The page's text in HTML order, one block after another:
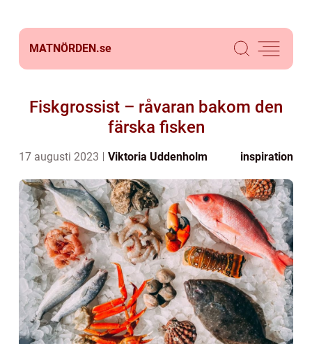
MATNÖRDEN.se
Fiskgrossist – råvaran bakom den
färska fisken
17 augusti 2023 Viktoria Uddenholm inspiration